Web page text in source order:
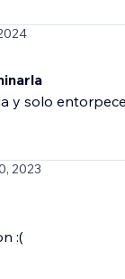
y solo
2023
:(